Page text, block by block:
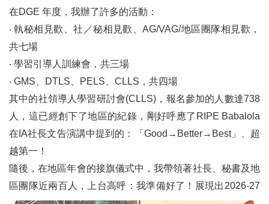
在DGE 年度，我辦了許多的活動：
‧ 執秘相見歡、社／秘相見歡、AG/VAG/地區團隊相見歡，
共七場
‧ 學習引導人訓練會，共三場
‧ GMS、DTLS、PELS、CLLS，共四場
其中的社領導人學習研討會(CLLS)，報名參加的人數達738
人，這已經創下了地區的紀錄，剛好呼應了RIPE Babalola
在IA社長文告演講中提到的：「Good→Better→Best」、超
越第一！
隨後，在地區年會的接旗儀式中，我帶領著社長、秘書及地
區團隊近兩百人，上台高呼：我準備好了！ 展現出2026-27